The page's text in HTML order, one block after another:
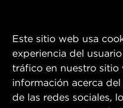
MANN+HUMMEL FT
ul. Wrocławska 145,
63-800 GOSTYŃ,
Tel. +48 65 572 89 00
Este sitio web usa
experiencia del
tráfico en nuestro sitio
información acerca
de las redes sociales,